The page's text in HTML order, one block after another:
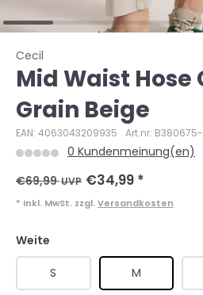
Cecil
Mid Waist Hose
Grain Beige
EAN: 4063043209935 Art.nr:
0 Kundenmeinung(en)
€69,99UVP €34,99 *
* Inkl. MwSt. zzgl. Versandkosten
Weite
S M